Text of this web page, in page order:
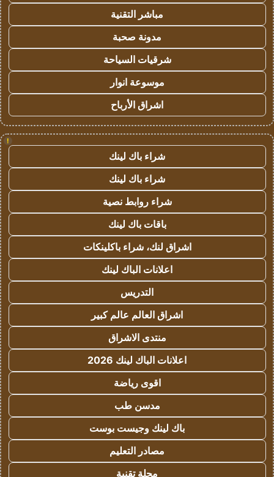
مباشر التقنية
مدونة صحبة
شرقيات السياحة
موسوعة انوار
اشراق الأرباح
!
شراء باك لينك
شراء باك لينك
شراء روابط نصية
باقات باك لينك
اشراق لنك، شراء باكلينكات
اعلانات الباك لينك
التدريس
اشراق العالم عالم كبير
منتدى الاشراق
اعلانات الباك لينك 2026
اقوى رياضة
مدسن طب
باك لينك وجيست بوست
مصادر التعليم
مجلة تقنية